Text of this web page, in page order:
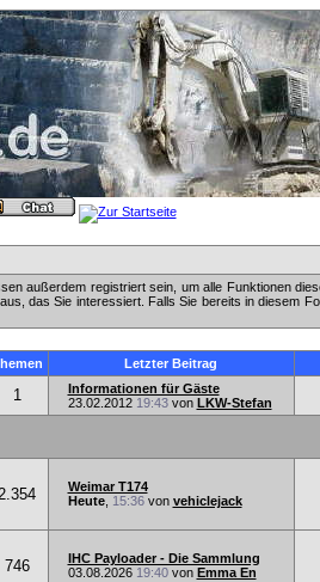
außerdem registriert sein, um alle Funktionen
das Sie interessiert. Falls Sie bereits in diesem
Letzter Beitrag
1
Informationen für Gäste
23.02.2012 19:43von LKW-Stefan
Weimar T174
Heute, 15:36von vehiclejack
746
IHC Payloader - Die Sammlung
03.08.2026 19:40von Emma En